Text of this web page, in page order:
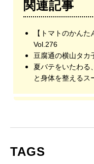
関連記事
【トマトのかん
Vol.276
豆腐通の横山タカ
夏バテをいたわる
と身体を整えるス
TAGS